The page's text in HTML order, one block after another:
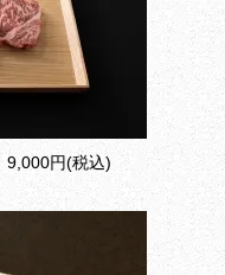
9,000円(税込)